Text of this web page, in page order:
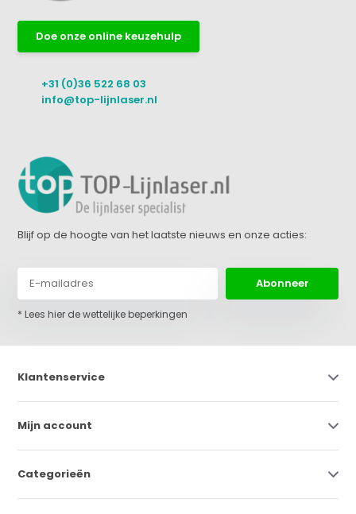
Doe onze online keuzehulp
+31 (0)36 522 68 03
info@top-lijnlaser.nl
Blijf op de hoogte van het laatste nieuws en onze acties:
Abonneer
* Lees hier de wettelijke beperkingen
Klantenservice
Mijn account
Categorieën